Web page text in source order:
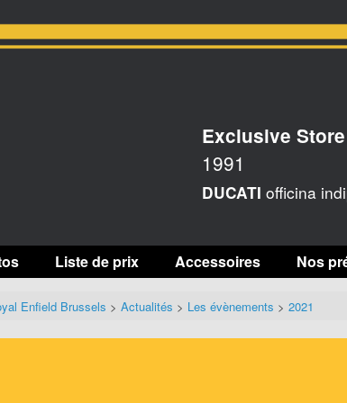
Exclusive
1991
DUCATI officina
Liste de prix Accessoires Nos
Enfield Brussels > Actualités > Les évènements > 2021